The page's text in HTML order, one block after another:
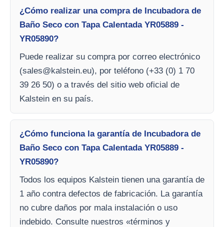
¿Cómo realizar una compra de Incubadora de
Baño Seco con Tapa Calentada YR05889 -
YR05890?
Puede realizar su compra por correo electrónico
(sales@kalstein.eu), por teléfono (+33 (0) 1 70
39 26 50) o a través del sitio web oficial de
Kalstein en su país.
¿Cómo funciona la garantía de Incubadora de
Baño Seco con Tapa Calentada YR05889 -
YR05890?
Todos los equipos Kalstein tienen una garantía de
1 año contra defectos de fabricación. La garantía
no cubre daños por mala instalación o uso
indebido. Consulte nuestros «términos y